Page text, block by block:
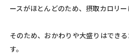
ースがほとんどのため、摂取カロリー
そのため、おかわりや大盛りはでき
す。